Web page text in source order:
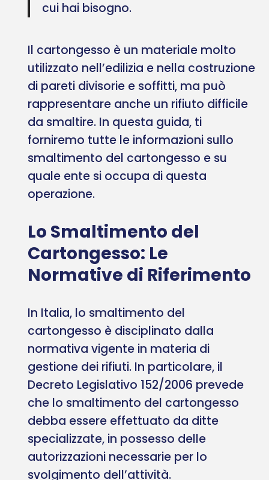
cui hai bisogno.
Il cartongesso è un materiale molto
utilizzato nell’edilizia e nella costruzione
di pareti divisorie e soffitti, ma può
rappresentare anche un rifiuto difficile
da smaltire. In questa guida, ti
forniremo tutte le informazioni sullo
smaltimento del cartongesso e su
quale ente si occupa di questa
operazione.
Lo Smaltimento del
Cartongesso: Le
Normative di Riferimento
In Italia, lo smaltimento del
cartongesso è disciplinato dalla
normativa vigente in materia di
gestione dei rifiuti. In particolare, il
Decreto Legislativo 152/2006 prevede
che lo smaltimento del cartongesso
debba essere effettuato da ditte
specializzate, in possesso delle
autorizzazioni necessarie per lo
svolgimento dell’attività.